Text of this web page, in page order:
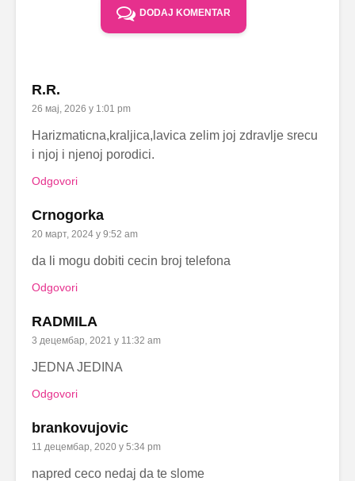
DODAJ KOMENTAR
R.R.
26 мај, 2026 у 1:01 pm
Harizmaticna,kraljica,lavica zelim joj zdravlje srecu
i njoj i njenoj porodici.
Odgovori
Crnogorka
20 март, 2024 у 9:52 am
da li mogu dobiti cecin broj telefona
Odgovori
RADMILA
3 децембар, 2021 у 11:32 am
JEDNA JEDINA
Odgovori
brankovujovic
11 децембар, 2020 у 5:34 pm
napred ceco nedaj da te slome